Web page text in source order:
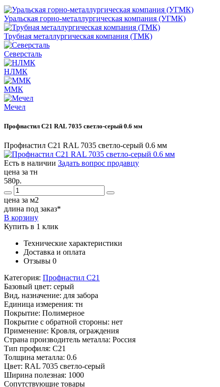
Уральская горно-металлургическая компания (УГМК)
Трубная металлургическая компания (ТМК)
Северсталь
НЛМК
ММК
Мечел
Профнастил С21 RAL 7035 светло-серый 0.6 мм
Профнастил С21 RAL 7035 светло-серый 0.6 мм
Есть в наличии Задать вопрос продавцу
цена за тн
580р.
цена за м2
длина под заказ*
В корзину
Купить в 1 клик
Технические характеристики
Доставка и оплата
Отзывы 0
Категория: Профнастил С21
Базовый цвет: серый
Вид, назначение: для забора
Единица измерения: тн
Покрытие: Полимерное
Покрытие с обратной стороны: нет
Применение: Кровля, ограждения
Страна производитель металла: Россия
Тип профиля: С21
Толщина металла: 0.6
Цвет: RAL 7035 светло-серый
Ширина полезная: 1000
Сопутствующие товары